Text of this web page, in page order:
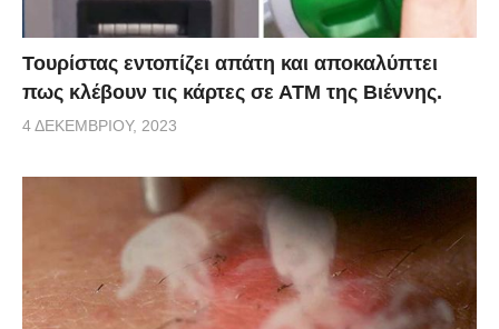
Τουρίστας εντοπίζει απάτη και αποκαλύπτει
πως κλέβουν τις κάρτες σε ΑΤΜ της Βιέννης.
4 ΔΕΚΕΜΒΡΊΟΥ, 2023